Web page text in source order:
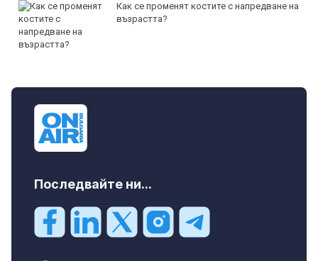
Как се променят костите с напредване на
възрастта?
Последвайте ни...